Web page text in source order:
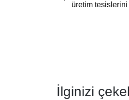
üretim tesislerini
İlginizi